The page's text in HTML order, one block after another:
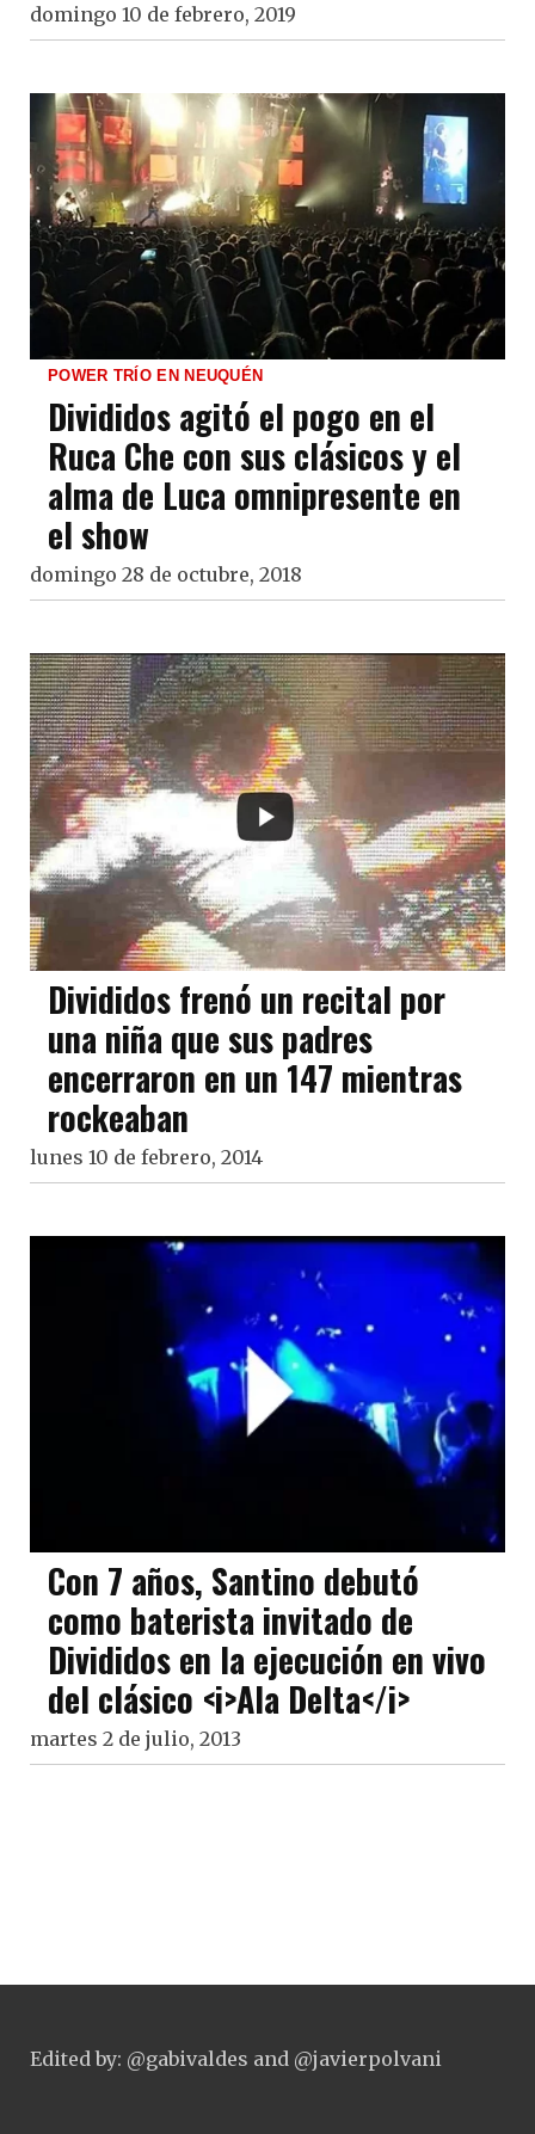
domingo 10 de febrero, 2019
POWER TRÍO EN NEUQUÉN
Divididos agitó el pogo en el
Ruca Che con sus clásicos y el
alma de Luca omnipresente en
el show
domingo 28 de octubre, 2018
Divididos frenó un recital por
una niña que sus padres
encerraron en un 147 mientras
rockeaban
lunes 10 de febrero, 2014
Con 7 años, Santino debutó
como baterista invitado de
Divididos en la ejecución en vivo
del clásico <i>Ala Delta</i>
martes 2 de julio, 2013
Edited by: @gabivaldes and @javierpolvani